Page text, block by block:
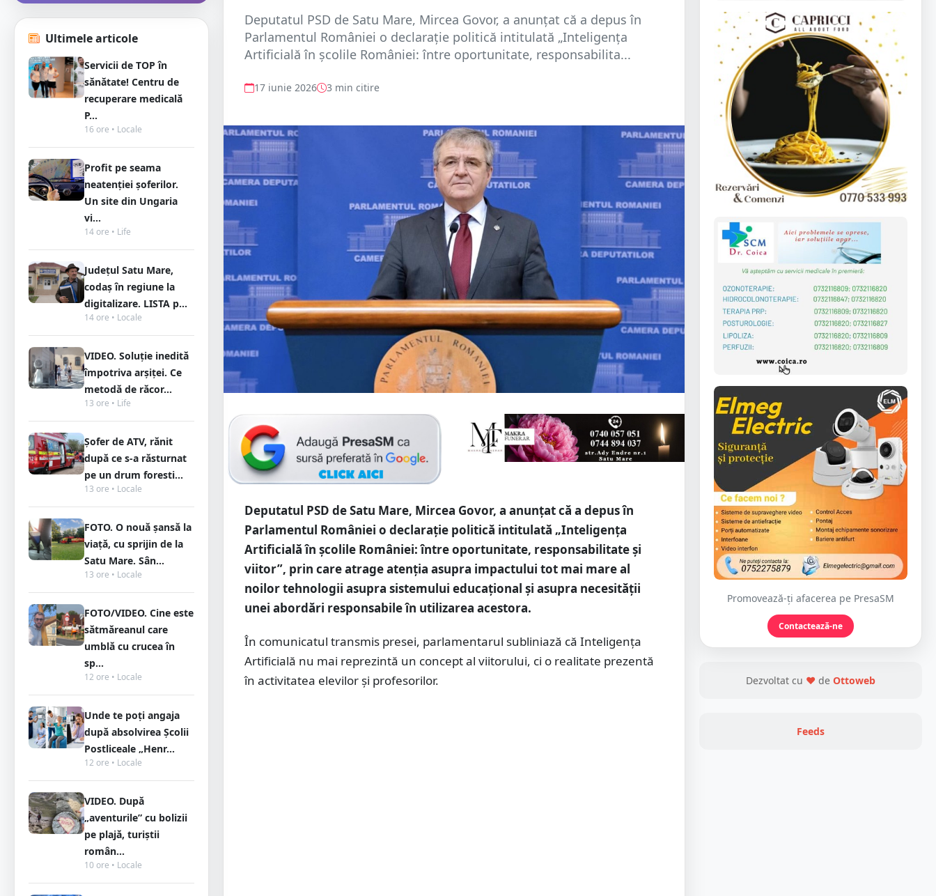
Ultimele articole
Servicii de TOP în
sănătate! Centru de
recuperare medicală
P...
16 ore • Locale
Profit pe seama
neatenției șoferilor.
Un site din Ungaria
vi...
14 ore • Life
Județul Satu Mare,
codaș în regiune la
digitalizare. LISTA p...
14 ore • Locale
VIDEO. Soluție inedită
împotriva arșiței. Ce
metodă de răcor...
13 ore • Life
Șofer de ATV, rănit
după ce s-a răsturnat
pe un drum foresti...
13 ore • Locale
FOTO. O nouă șansă la
viață, cu sprijin de la
Satu Mare. Sân...
13 ore • Locale
FOTO/VIDEO. Cine este
sătmăreanul care
umblă cu crucea în
sp...
12 ore • Locale
Unde te poți angaja
după absolvirea Școlii
Postliceale „Henr...
12 ore • Locale
VIDEO. După
„aventurile” cu bolizii
pe plajă, turiștii
român...
10 ore • Locale
Deputatul PSD de Satu Mare, Mircea Govor, a anunțat că a depus în
Parlamentul României o declarație politică intitulată „Inteligența
Artificială în școlile României: între oportunitate, responsabilita...
17 iunie 2026 3 min citire
Deputatul PSD de Satu Mare, Mircea Govor, a anunțat că a depus în
Parlamentul României o declarație politică intitulată „Inteligența
Artificială în școlile României: între oportunitate, responsabilitate și
viitor”, prin care atrage atenția asupra impactului tot mai mare al
noilor tehnologii asupra sistemului educațional și asupra necesității
unei abordări responsabile în utilizarea acestora.
În comunicatul transmis presei, parlamentarul subliniază că Inteligența
Artificială nu mai reprezintă un concept al viitorului, ci o realitate prezentă
în activitatea elevilor și profesorilor.
Promovează-ți afacerea pe PresaSM
Contactează-ne
Dezvoltat cu ❤ de Ottoweb
Feeds